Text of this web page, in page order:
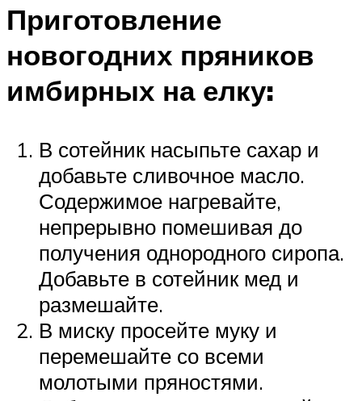
Приготовление
новогодних пряников
имбирных на елку:
В сотейник насыпьте сахар и
добавьте сливочное масло.
Содержимое нагревайте,
непрерывно помешивая до
получения однородного сиропа.
Добавьте в сотейник мед и
размешайте.
В миску просейте муку и
перемешайте со всеми
молотыми пряностями.